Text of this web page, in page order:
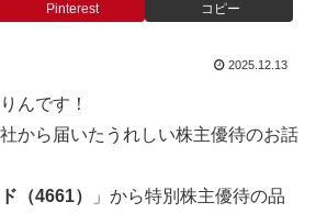
Pinterest コピー
2025.12.13
んです！
から届いたうれしい株主優待のお話
（4661）
」から特別株主優待の品